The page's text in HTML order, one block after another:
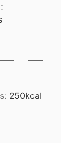
250kcal